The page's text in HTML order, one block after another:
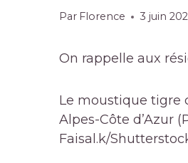
Par Florence 3 juin
On rappelle aux
Le moustique tigre
Alpes-Côte d’Azur
Faisal.k/